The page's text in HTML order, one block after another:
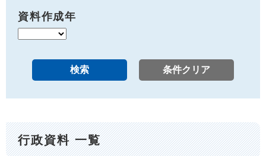
資料作成年
行政資料 一覧